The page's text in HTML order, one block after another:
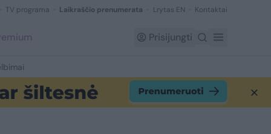
TV programa Laikraščio prenumerata Lrytas EN Kontaktai
Prisijungti